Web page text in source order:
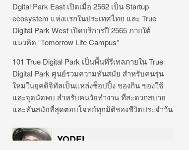
Dgital Park East เปิดเมื่อ 2562 เป็น Startup
ecosystem แห่งแรกในประเทศไทย และ True
Digital Park West เปิดบริการปี 2565 ภายใต้
แนวคิด “Tomorrow Life Campus”
101 True Digital Park เป็นพื้นที่รีเทลภายใน True
Digital Park ศูนย์รวมความทันสมัย สำหรับคนรุ่น
ใหม่ในยุคดิจิทัลเป็นแหล่งช็อปปิ้ง ของกิน ของใช้
และจุดนัดพบ สำหรับคนวัยทำงาน ที่สะดวกสบาย
และทันสมัยที่สุดตอบโจทย์ทุกมิติของชีวิตประจำวัน
YODEL